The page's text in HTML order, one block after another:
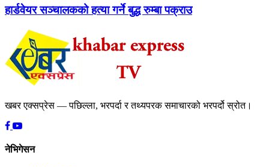
हार्डवेयर सञ्चालकको हत्या गर्ने बुद्ध रुम्बा पक्राउ
खबर एक्सप्रेस — पछिल्ला, भरपर्दा र तथ्यपरक समाचारको भरपर्दो स्रोत।
नेभिगेसन